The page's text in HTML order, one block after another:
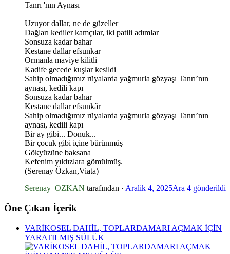
Tanrı 'nın Aynası
Uzuyor dallar, ne de güzeller
Dağları kediler kamçılar, iki patili adımlar
Sonsuza kadar bahar
Kestane dallar efsunkār
Ormanla maviye kilitli
Kadife gecede kuşlar kesildi
Sahip olmadığımız rüyalarda yağmurla gözyaşı Tanrı’nın
aynası, kedili kapı
Sonsuza kadar bahar
Kestane dallar efsunkâr
Sahip olmadığımız rüyalarda yağmurla gözyaşı Tanrı’nın
aynası, kedili kapı
Bir ay gibi... Donuk...
Bir çocuk gibi içine bürünmüş
Gökyüzüne baksana
Kefenim yıldızlara gömülmüş.
(Serenay Özkan,Viata)
Serenay_OZKAN tarafından · Aralik 4, 2025Ara 4 gönderildi
Öne Çıkan İçerik
VARİKOSEL DAHİL, TOPLARDAMARI AÇMAK İÇİN
YARATILMIŞ SÜLÜK
*